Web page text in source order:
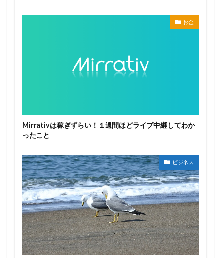
お金
Mirrativは稼ぎずらい！１週間ほどライブ中継してわか
ったこと
ビジネス